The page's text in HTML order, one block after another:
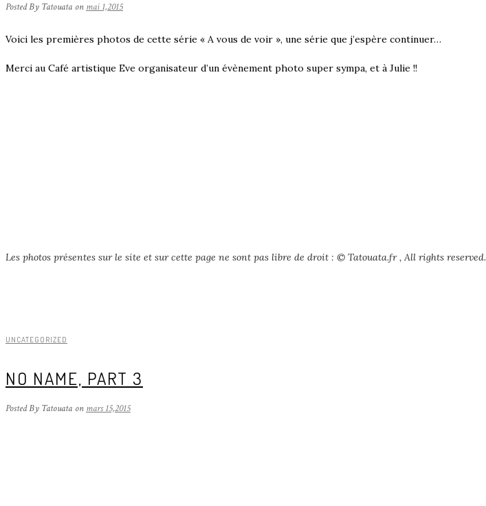
Posted By Tatouata on mai 1,2015
Voici les premières photos de cette série « A vous de voir », une série que j’espère continuer…
Merci au Café artistique Eve organisateur d’un évènement photo super sympa, et à Julie !!
Les photos présentes sur le site et sur cette page ne sont pas libre de droit : © Tatouata.fr , All rights reserved.
UNCATEGORIZED
NO NAME, PART 3
Posted By Tatouata on mars 15,2015